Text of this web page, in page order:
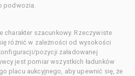
podwozia.
charakter szacunkowy. Rzeczywiste
różnić w zależności od wysokości
pozycji załadowanej
jest pomiar wszystkich ładunków
placu aukcyjnego, aby upewnić się, że